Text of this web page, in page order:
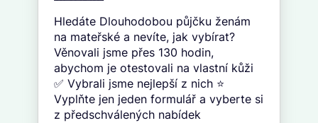
Hledáte Dlouhodobou půjčku ženám
na mateřské a nevíte, jak vybírat?
Věnovali jsme přes 130 hodin,
abychom je otestovali na vlastní kůži
✅ Vybrali jsme nejlepší z nich ⭐
Vyplňte jen jeden formulář a vyberte si
z předschválených nabídek